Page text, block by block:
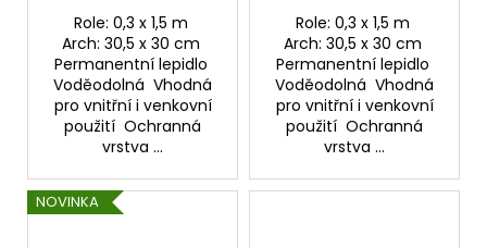
Role: 0,3 x 1,5 m
Arch: 30,5 x 30 cm
Permanentní lepidlo
Voděodolná Vhodná
pro vnitřní i venkovní
použití Ochranná
vrstva ...
Role: 0,3 x 1,5 m
Arch: 30,5 x 30 cm
Permanentní lepidlo
Voděodolná Vhodná
pro vnitřní i venkovní
použití Ochranná
vrstva ...
NOVINKA